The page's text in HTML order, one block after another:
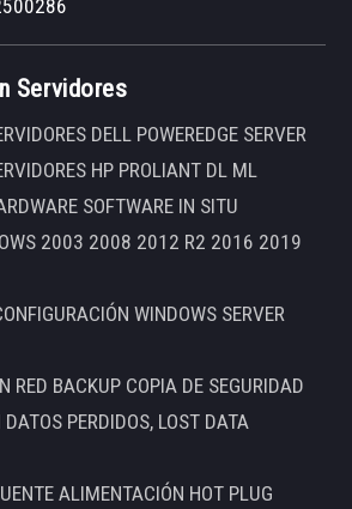
Servidores
DELL POWEREDGE SERVER
HP PROLIANT DL ML
SOFTWARE IN SITU
2003 2008 2012 R2 2016 2019
WINDOWS SERVER
RED BACKUP COPIA DE SEGURIDAD
DATOS PERDIDOS, LOST DATA
ALIMENTACIÓN HOT PLUG